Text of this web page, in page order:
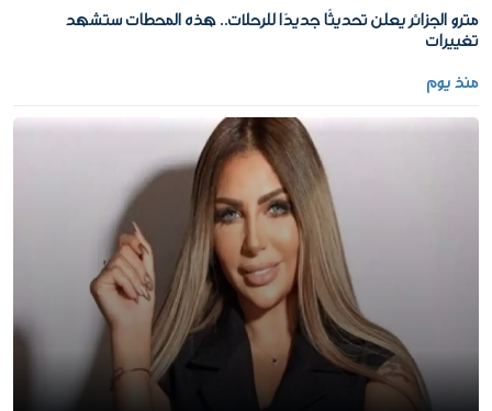
مترو الجزائر يعلن تحديثًا جديدًا للرحلات.. هذه المحطات ستشهد
تغييرات
منذ يوم